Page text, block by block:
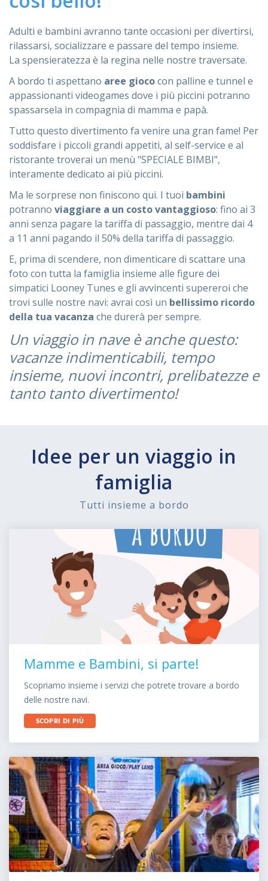
Adulti e bambini avranno tante occasioni per divertirsi,
rilassarsi, socializzare e passare del tempo insieme.
La spensieratezza è la regina nelle nostre traversate.
A bordo ti aspettano aree giococon palline e tunnel e
appassionanti videogames dove i più piccini potranno
spassarsela in compagnia di mamma e papà.
Tutto questo divertimento fa venire una gran fame! Per
soddisfare i piccoli grandi appetiti, al self-service e al
ristorante troverai un menù "SPECIALE BIMBI",
interamente dedicato ai più piccini.
Ma le sorprese non finiscono qui. I tuoi bambini
potranno viaggiare a un costo vantaggioso: fino ai 3
anni senza pagare la tariffa di passaggio, mentre dai 4
a 11 anni pagando il 50% della tariffa di passaggio.
E, prima di scendere, non dimenticare di scattare una
foto con tutta la famiglia insieme alle figure dei
simpatici Looney Tunes e gli avvincenti supereroi che
trovi sulle nostre navi: avrai così un bellissimo ricordo
della tua vacanza che durerà per sempre.
Un viaggio in nave è anche questo:
vacanze indimenticabili, tempo
insieme, nuovi incontri, prelibatezze e
tanto tanto divertimento!
Idee per un viaggio in
famiglia
Tutti insieme a bordo
Mamme e Bambini, si parte!
Scopriamo insieme i servizi che potrete trovare a bordo
delle nostre navi.
SCOPRI DI PIÙ